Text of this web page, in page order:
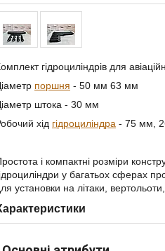
гідроциліндрів для
поршня - 50 мм 63 мм
штока - 30 мм
хід гідроциліндра - 75 мм,
і компактні розміри
у багатьох сферах
установки на літаки, вертольоти,